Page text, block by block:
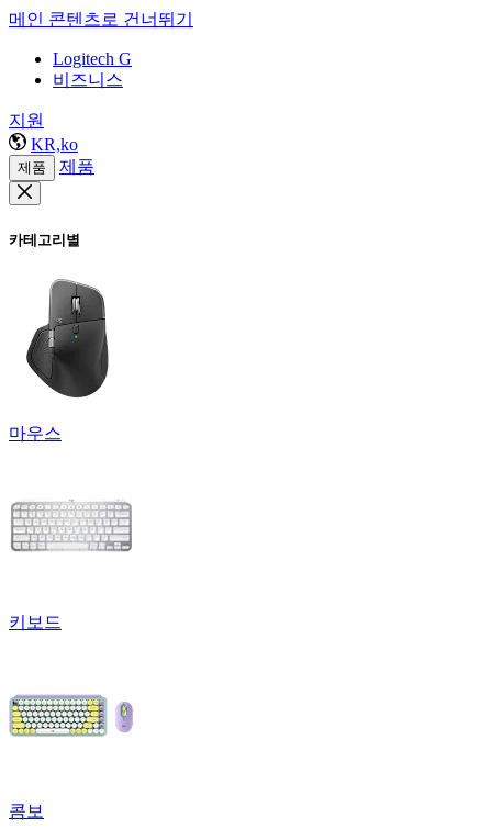
메인 콘텐츠로 건너뛰기
Logitech G
비즈니스
지원
KR,ko
제품 제품
카테고리별
마우스
키보드
콤보